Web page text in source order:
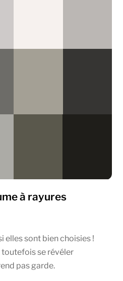
à rayures
elles sont bien choisies !
toutefois se révéler
pas garde.